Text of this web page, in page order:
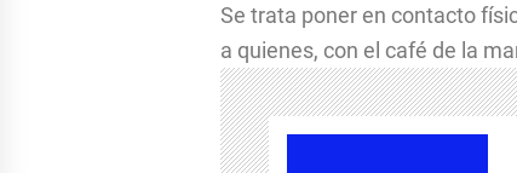
Se trata poner en contacto
a quienes, con el café de la